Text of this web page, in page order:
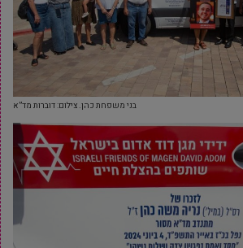
בני משפחת כהן. צילום: דוברות מד”א